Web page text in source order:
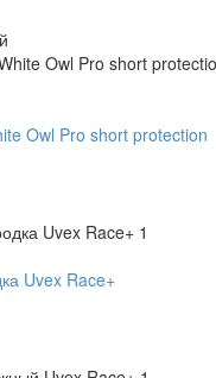
Owl Pro short protection
Uvex Race+